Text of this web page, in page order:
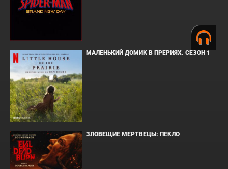
МАЛЕНЬКИЙ ДОМИК В ПРЕРИЯХ. СЕЗОН 1
ЗЛОВЕЩИЕ МЕРТВЕЦЫ: ПЕКЛО